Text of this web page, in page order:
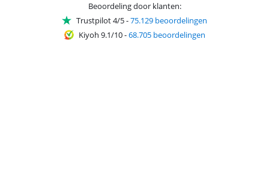
Beoordeling door klanten:
Trustpilot 4/5-75.129 beoordelingen
Kiyoh 9.1/10-68.705 beoordelingen